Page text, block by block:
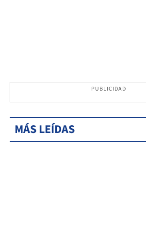
PUBLICIDAD
MÁS LEÍDAS